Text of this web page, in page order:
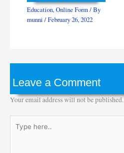
Education,Online Form/ By
munni/February 26, 2022
Leave a Comment
Your email address will not be published.
here..